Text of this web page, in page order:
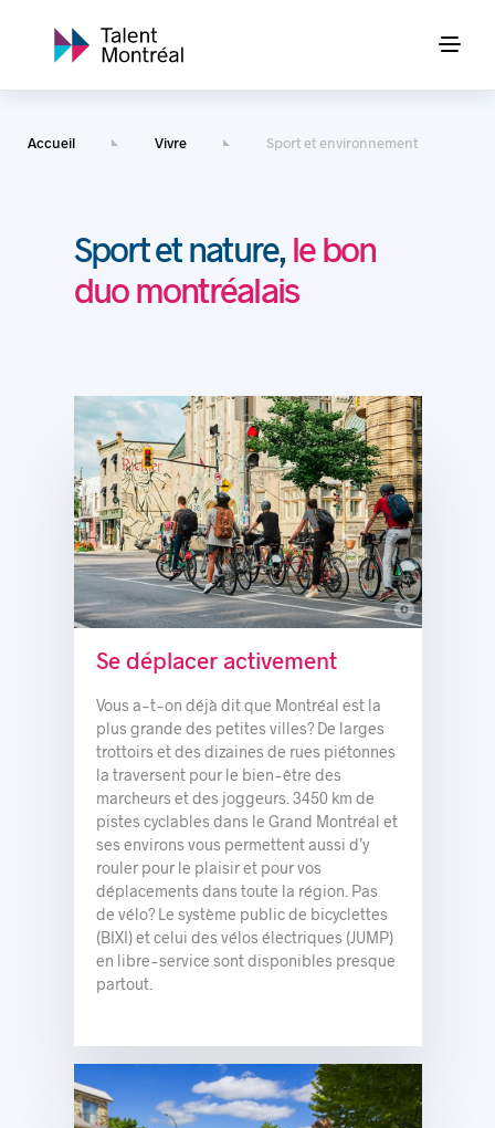
Accueil Vivre Sport et environnement
Sport et nature, le bon
duo montréalais
c
Se déplacer activement
Vous a-t-on déjà dit que Montréal est la
plus grande des petites villes? De larges
trottoirs et des dizaines de rues piétonnes
la traversent pour le bien-être des
marcheurs et des joggeurs. 3450 km de
pistes cyclables dans le Grand Montréal et
ses environs vous permettent aussi d’y
rouler pour le plaisir et pour vos
déplacements dans toute la région. Pas
de vélo? Le système public de bicyclettes
(BIXI) et celui des vélos électriques (JUMP)
en libre-service sont disponibles presque
partout.